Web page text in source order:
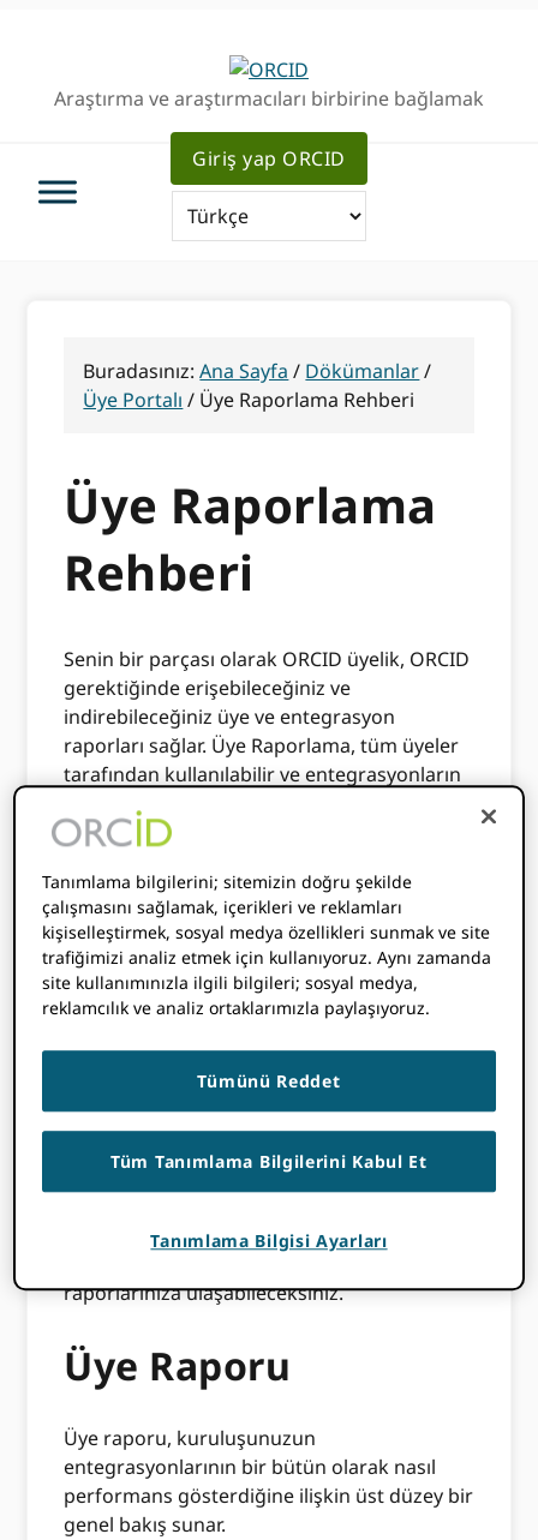
Araştırma ve araştırmacıları birbirine bağlamak
Giriş yap ORCID
Buradasınız:Ana Sayfa / Dökümanlar/
Üye Portalı / Üye Raporlama Rehberi
Üye Raporlama
Rehberi
Senin bir parçası olarak ORCID üyelik, ORCID
gerektiğinde erişebileceğiniz ve
indirebileceğiniz üye ve entegrasyon
raporları sağlar. Üye Raporlama, tüm üyeler
tarafından kullanılabilir ve entegrasyonların
bağlayan araştırmacı sayısına ve güncellenen
ORCID Ayrıca, tüm üyelerimizin kullanımına
açık olan (özellikle Araştırma Örgütü üyeleri
için geçerli olan) bir Bağlantı Raporu ve
yalnızca Konsorsiyum Lideri kuruluşlarımız
tarafından kullanılabilen bir Konsorsiyum
Pano'su da sağlar.
ORCID Üye Portalı. Herşey ORCID üyelerin
erişimi vardır ORCID Üye Portalı. Aktif bir
üyeyseniz ve portala erişiminiz yoksa,lütfen
raporlarınıza ulaşabileceksiniz.
Üye Raporu
Üye raporu, kuruluşunuzun
entegrasyonlarının bir bütün olarak nasıl
performans gösterdiğine ilişkin üst düzey bir
genel bakış sunar.
Tanımlama bilgilerini; sitemizin doğru şekilde
çalışmasını sağlamak, içerikleri ve reklamları
kişiselleştirmek, sosyal medya özellikleri sunmak ve site
trafiğimizi analiz etmek için kullanıyoruz. Aynı zamanda
site kullanımınızla ilgili bilgileri; sosyal medya,
reklamcılık ve analiz ortaklarımızla paylaşıyoruz.
Tümünü Reddet
Tüm Tanımlama Bilgilerini Kabul Et
Tanımlama Bilgisi Ayarları